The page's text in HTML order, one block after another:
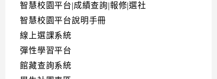
智慧校園平台|成績查詢|報修|選社
智慧校園平台說明手冊
線上選課系統
彈性學習平台
館藏查詢系統